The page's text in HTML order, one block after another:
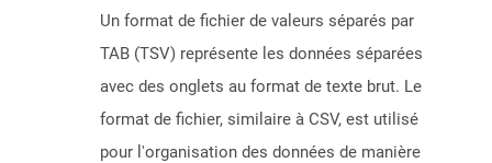
Un format de fichier de valeurs séparés par
TAB (TSV) représente les données séparées
avec des onglets au format de texte brut. Le
format de fichier, similaire à CSV, est utilisé
pour l'organisation des données de manière